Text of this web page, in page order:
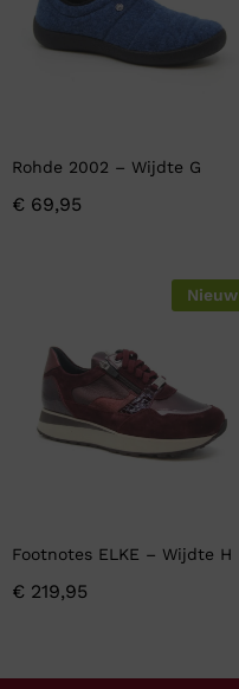
Rohde 2002 – Wijdte G
€ 69,95
Nieuw
Footnotes ELKE – Wijdte H
€ 219,95